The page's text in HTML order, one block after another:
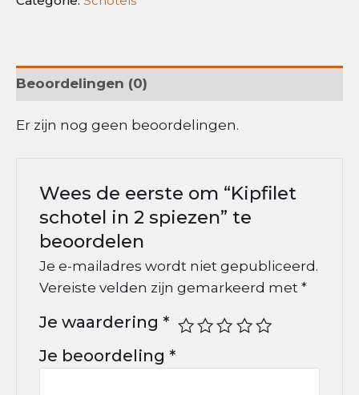
Beoordelingen (0)
Er zijn nog geen beoordelingen.
Wees de eerste om “Kipfilet
schotel in 2 spiezen” te
beoordelen
Je e-mailadres wordt niet gepubliceerd.
Vereiste velden zijn gemarkeerd met*
Je waardering *
Je beoordeling *